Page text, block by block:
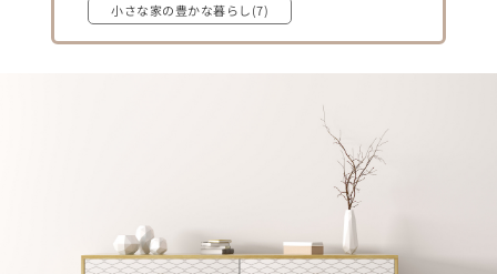
小さな家の豊かな暮らし(7)